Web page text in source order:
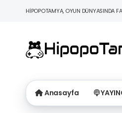
HİPOPOTAMYA, OYUN DÜNYASINDA
Anasayfa